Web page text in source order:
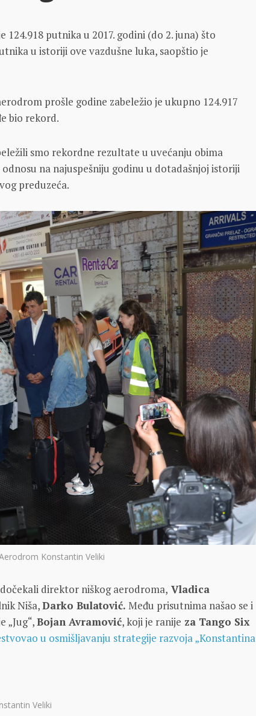
124.918 putnika u 2017. godini (do 2. juna) što
u istoriji ove vazdušne luka, saopštio je
prošle godine zabeležio je ukupno 124.917
bio rekord.
smo rekordne rezultate u uvećanju obima
odnosu na najuspešniju godinu u dotadašnjoj istoriji
preduzeća.
Konstantin Veliki
direktor niškog aerodroma, Vladica
Niša,Darko Bulatović.Među prisutnima našao se i
„Jug“,Bojan Avramović, koji je ranije za Tango Six
u osmišljavanju strategije razvoja „Konstantina
Veliki